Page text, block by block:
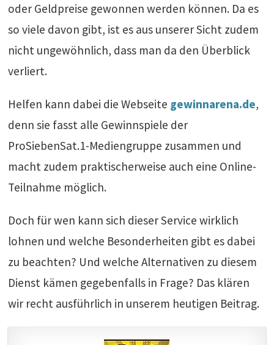
oder Geldpreise gewonnen werden können. Da es
so viele davon gibt, ist es aus unserer Sicht zudem
nicht ungewöhnlich, dass man da den Überblick
verliert.
Helfen kann dabei die Webseite gewinnarena.de,
denn sie fasst alle Gewinnspiele der
ProSiebenSat.1-Mediengruppe zusammen und
macht zudem praktischerweise auch eine Online-
Teilnahme möglich.
Doch für wen kann sich dieser Service wirklich
lohnen und welche Besonderheiten gibt es dabei
zu beachten? Und welche Alternativen zu diesem
Dienst kämen gegebenfalls in Frage? Das klären
wir recht ausführlich in unserem heutigen Beitrag.